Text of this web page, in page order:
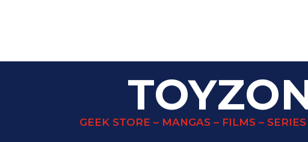
GEEK STORE – MANGAS – FILMS –